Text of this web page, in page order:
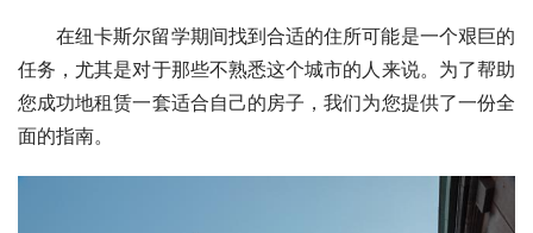
在纽卡斯尔留学期间找到合适的住所可能是一个艰巨的
任务，尤其是对于那些不熟悉这个城市的人来说。为了帮助
您成功地租赁一套适合自己的房子，我们为您提供了一份全
面的指南。